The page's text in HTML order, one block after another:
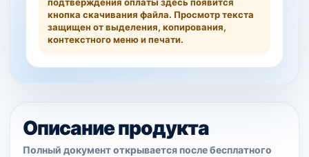
кнопка скачивания файла. Просмотр текста
защищен от выделения, копирования,
контекстного меню и печати.
Описание продукта
Полный документ открывается после бесплатного